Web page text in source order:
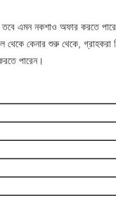
তবে এমন নকশাও অফার করতে
থেকে কেনার শুরু থেকে,
পারেন।